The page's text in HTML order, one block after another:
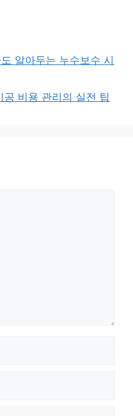
알아두는 누수보수 시
비용 관리의 실전 팁